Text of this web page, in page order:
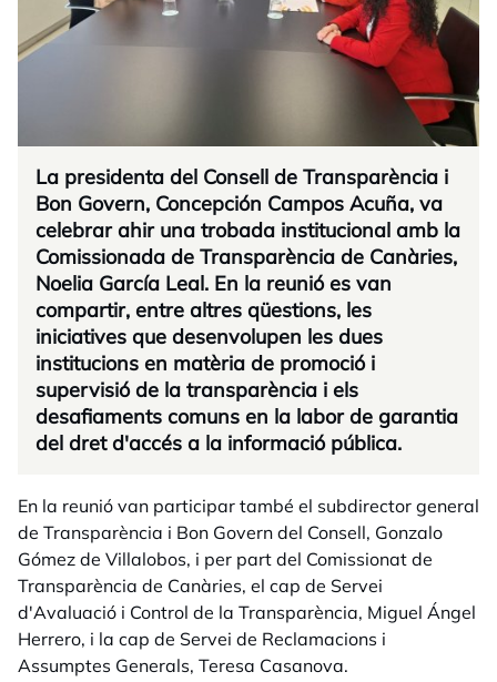
La presidenta del Consell de Transparència i
Bon Govern, Concepción Campos Acuña, va
celebrar ahir una trobada institucional amb la
Comissionada de Transparència de Canàries,
Noelia García Leal. En la reunió es van
compartir, entre altres qüestions, les
iniciatives que desenvolupen les dues
institucions en matèria de promoció i
supervisió de la transparència i els
desafiaments comuns en la labor de garantia
del dret d'accés a la informació pública.
En la reunió van participar també el subdirector general
de Transparència i Bon Govern del Consell, Gonzalo
Gómez de Villalobos, i per part del Comissionat de
Transparència de Canàries, el cap de Servei
d'Avaluació i Control de la Transparència, Miguel Ángel
Herrero, i la cap de Servei de Reclamacions i
Assumptes Generals, Teresa Casanova.